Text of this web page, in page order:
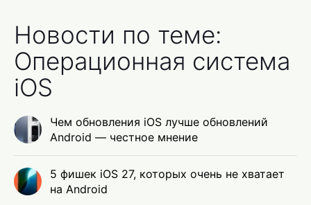
Новости по теме:
Операционная система
iOS
Чем обновления iOS лучше обновлений
Android — честное мнение
5 фишек iOS 27, которых очень не хватает
на Android